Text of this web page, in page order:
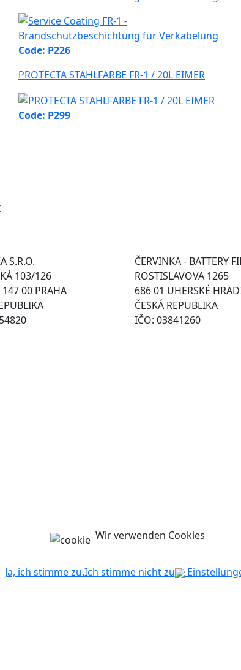
Code: P226
PROTECTA STAHLFARBE FR-1 / 20L EIMER
Code: P299
S.R.O.
103/126
00 PRAHA
ČERVINKA - BATTERY
ROSTISLAVOVA 1265
686 01 UHERSKÉ
ČESKÁ REPUBLIKA
IČO: 03841260
Wir verwenden Cookies
Ja, ich stimme zu.Ich stimme nicht zu